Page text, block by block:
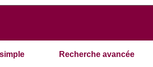
Recherche avancée